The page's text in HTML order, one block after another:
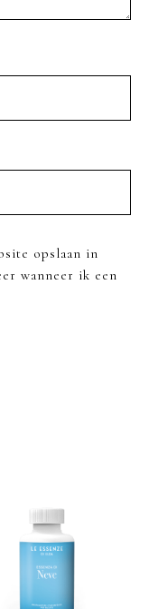
opslaan in
wanneer ik een